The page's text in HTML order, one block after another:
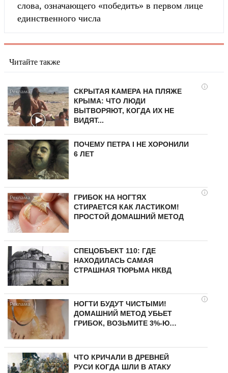
слова, означающего «победить» в первом лице
единственного числа
Читайте также
i
СКРЫТАЯ КАМЕРА НА ПЛЯЖЕ
КРЫМА: ЧТО ЛЮДИ
ВЫТВОРЯЮТ, КОГДА ИХ НЕ
ВИДЯТ...
ПОЧЕМУ ПЕТРА I НЕ ХОРОНИЛИ
6 ЛЕТ
i
ГРИБОК НА НОГТЯХ
СТИРАЕТСЯ КАК ЛАСТИКОМ!
ПРОСТОЙ ДОМАШНИЙ МЕТОД
СПЕЦОБЪЕКТ 110: ГДЕ
НАХОДИЛАСЬ САМАЯ
СТРАШНАЯ ТЮРЬМА НКВД
i
НОГТИ БУДУТ ЧИСТЫМИ!
ДОМАШНИЙ МЕТОД УБЬЕТ
ГРИБОК, ВОЗЬМИТЕ 3%-Ю…
ЧТО КРИЧАЛИ В ДРЕВНЕЙ
РУСИ КОГДА ШЛИ В АТАКУ